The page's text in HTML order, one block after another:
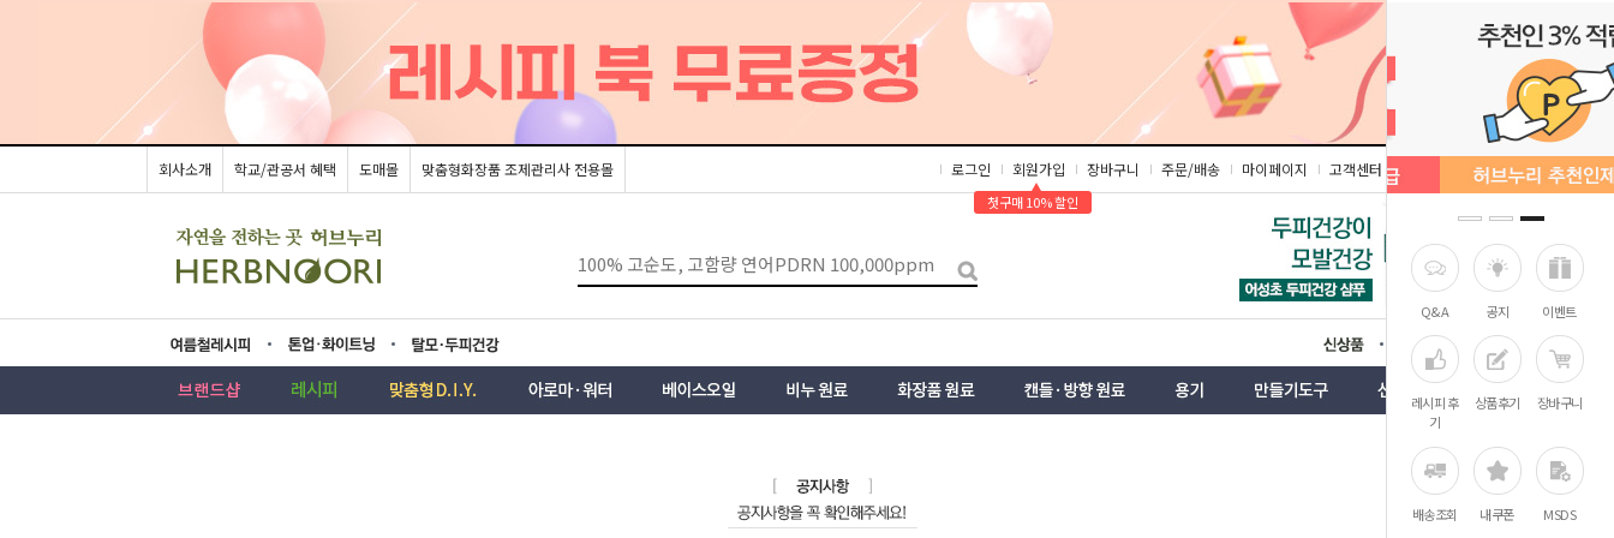
Q&A 공지 이벤트
레시피 후
기
상품후기 장바구니
배송조회 내쿠폰 MSDS
회사소개 학교/관공서 혜택 도매몰 맞춤형화장품 조제관리사 전용몰 로그인
회원가입
▲
첫구매 10% 할인
장바구니 주문/배송 마이페이지 고객센터
름레시피 업·화이트닝 모두피건강 상품 벤트